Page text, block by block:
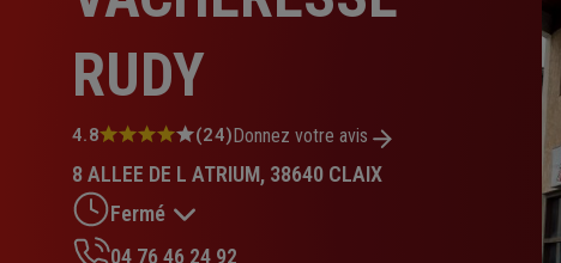
RUDY
Note
4.8
sur
5
étoiles
4.8 (24)Donnez votre avis
8 ALLEE DE L ATRIUM, 38640 CLAIX
Fermé
04 76 46 24 92